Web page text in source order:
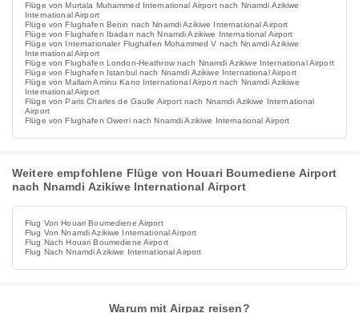
Flüge von Murtala Muhammed International Airport nach Nnamdi Azikiwe
International Airport
Flüge von Flughafen Benin nach Nnamdi Azikiwe International Airport
Flüge von Flughafen Ibadan nach Nnamdi Azikiwe International Airport
Flüge von Internationaler Flughafen Mohammed V nach Nnamdi Azikiwe
International Airport
Flüge von Flughafen London-Heathrow nach Nnamdi Azikiwe International Airport
Flüge von Flughafen Istanbul nach Nnamdi Azikiwe International Airport
Flüge von Mallam Aminu Kano International Airport nach Nnamdi Azikiwe
International Airport
Flüge von Paris Charles de Gaulle Airport nach Nnamdi Azikiwe International
Airport
Flüge von Flughafen Owerri nach Nnamdi Azikiwe International Airport
Weitere empfohlene Flüge von Houari Boumediene Airport
nach Nnamdi Azikiwe International Airport
Flug Von Houari Boumediene Airport
Flug Von Nnamdi Azikiwe International Airport
Flug Nach Houari Boumediene Airport
Flug Nach Nnamdi Azikiwe International Airport
Warum mit Airpaz reisen?